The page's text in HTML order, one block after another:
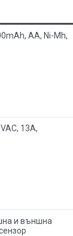
AA, Ni-Mh,
13A,
и външна